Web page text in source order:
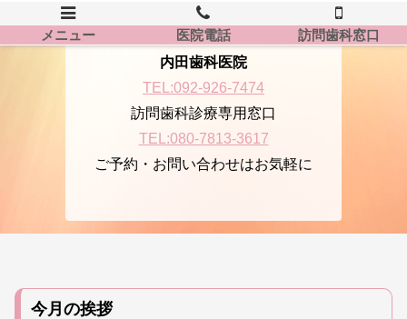
内田歯科医院
TEL:092-926-7474
訪問歯科診療専用窓口
TEL:080-7813-3617
ご予約・お問い合わせはお気軽に
今月の挨拶
メニュー 医院電話 訪問歯科窓口